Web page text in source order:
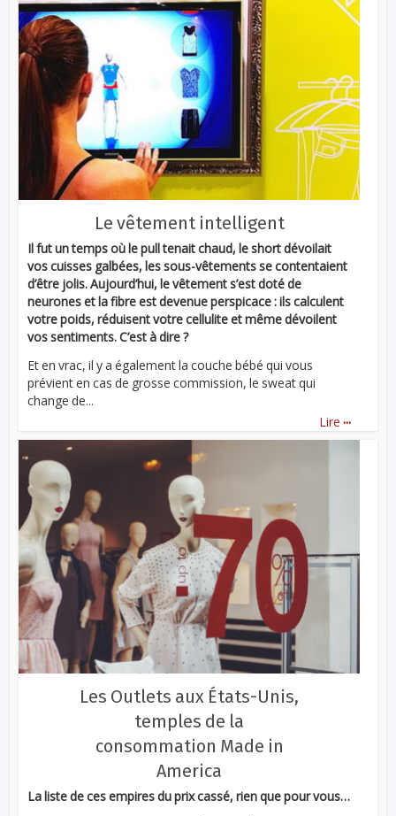
Le vêtement intelligent
Il fut un temps où le pull tenait chaud, le short dévoilait
vos cuisses galbées, les sous-vêtements se contentaient
d’être jolis. Aujourd’hui, le vêtement s’est doté de
neurones et la fibre est devenue perspicace : ils calculent
votre poids, réduisent votre cellulite et même dévoilent
vos sentiments. C’est à dire ?
Et en vrac, il y a également la couche bébé qui vous
prévient en cas de grosse commission, le sweat qui
change de...
Lire ...
Les Outlets aux États-Unis,
temples de la
consommation Made in
America
La liste de ces empires du prix cassé, rien que pour vous…